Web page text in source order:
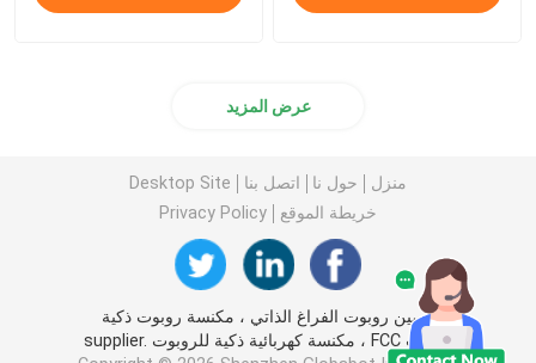
عرض المزيد
منزل حول نا اتصل بنا
Desktop Site
خريطة الموقع
Privacy Policy
الصين روبوت الفراغ الذاتي ، مكنسة روبوت ذكية
بنفايات FCC ، مكنسة كهربائية ذكية للروبوت supplier.